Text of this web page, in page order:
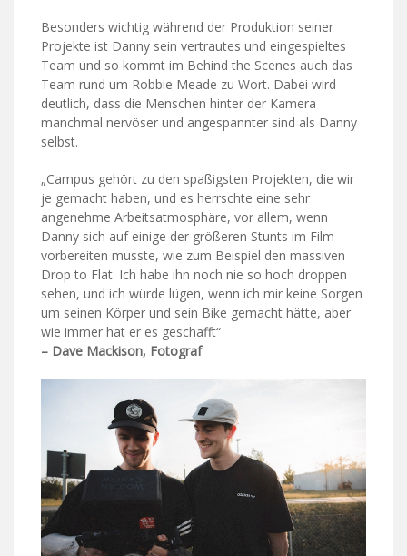
Besonders wichtig während der Produktion seiner
Projekte ist Danny sein vertrautes und eingespieltes
Team und so kommt im Behind the Scenes auch das
Team rund um Robbie Meade zu Wort. Dabei wird
deutlich, dass die Menschen hinter der Kamera
manchmal nervöser und angespannter sind als Danny
selbst.
„Campus gehört zu den spaßigsten Projekten, die wir
je gemacht haben, und es herrschte eine sehr
angenehme Arbeitsatmosphäre, vor allem, wenn
Danny sich auf einige der größeren Stunts im Film
vorbereiten musste, wie zum Beispiel den massiven
Drop to Flat. Ich habe ihn noch nie so hoch droppen
sehen, und ich würde lügen, wenn ich mir keine Sorgen
um seinen Körper und sein Bike gemacht hätte, aber
wie immer hat er es geschafft“
– Dave Mackison, Fotograf